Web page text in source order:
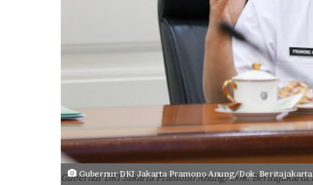
Gubernur DKI Jakarta Pramono Anung/Dok.
Gubernur DKI Jakarta Pramono Anung/Dok.